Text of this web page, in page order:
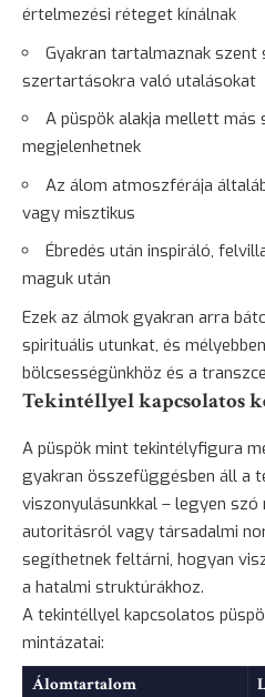
értelmezési réteget kínálnak
Gyakran tartalmaznak
szertartásokra való utalásokat
A püspök alakja mellett más
megjelenhetnek
Az álom atmoszférája
vagy misztikus
Ébredés után inspiráló,
maguk után
Ezek az álmok gyakran arra
spirituális utunkat, és
bölcsességünkhöz és a
Tekintéllyel kapcsolatos
A püspök mint tekintélyfigura
gyakran összefüggésben áll a
viszonyulásunkkal – legyen
autoritásról vagy társadalmi
segíthetnek feltárni, hogyan
a hatalmi struktúrákhoz.
A tekintéllyel kapcsolatos
mintázatai:
Álomtartalom